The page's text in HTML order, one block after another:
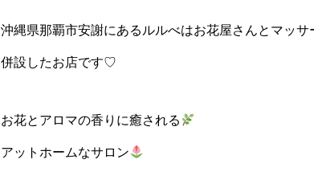
沖縄県那覇市安謝にあるルルべはお花屋さんとマッサ
併設したお店です♡
お花とアロマの香りに癒される
アットホームなサロン